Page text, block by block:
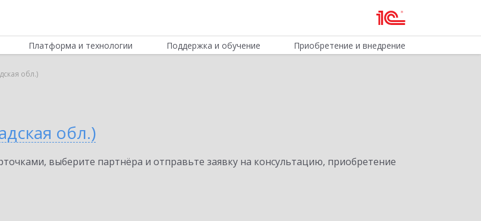
Платформа и технологии Поддержка и обучение Приобретение и внедрение
обл.)
обл.)
выберите партнёра и отправьте заявку на консультацию, приобретение